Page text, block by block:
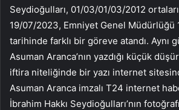
Seydioğulları, 01/03/01/03/2012
19/07/2023, Emniyet Genel Müdürlüğü
tarihinde farklı bir göreve atandı. Aynı
Asuman Aranca’nın yazdığı küçük
iftira niteliğinde bir yazı internet
Asuman Aranca imzalı T24 internet
İbrahim Hakkı Seydioğulları’nın